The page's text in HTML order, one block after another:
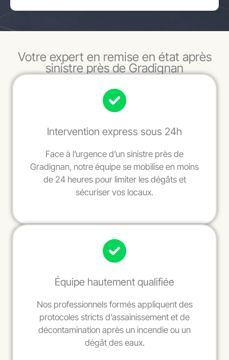
Votre expert en remise en état après
sinistre près de Gradignan
Intervention express sous 24h
Face à l’urgence d’un sinistre près de
Gradignan, notre équipe se mobilise en moins
de 24 heures pour limiter les dégâts et
sécuriser vos locaux.
Équipe hautement qualifiée
Nos professionnels formés appliquent des
protocoles stricts d’assainissement et de
décontamination après un incendie ou un
dégât des eaux.